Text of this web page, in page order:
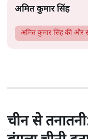
अमित कुमार सिंह
अमित कुमार सिंहकी और
चीन से